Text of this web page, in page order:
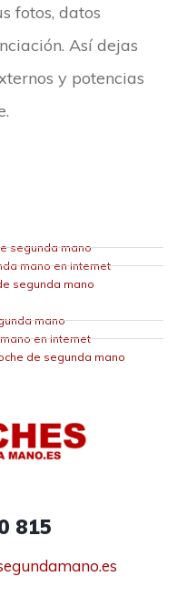
fotos, datos
Así dejas
y potencias
segunda mano
mano en internet
segunda mano
mano
en internet
de segunda mano
815